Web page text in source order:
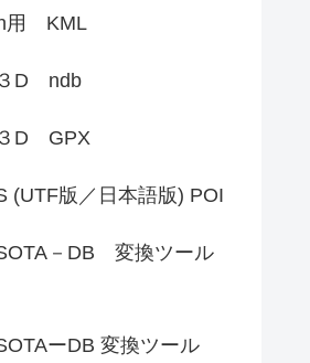
用 KML
D ndb
D GPX
(UTF版／日本語版) POI
－DB 変換ツール
ーDB 変換ツール